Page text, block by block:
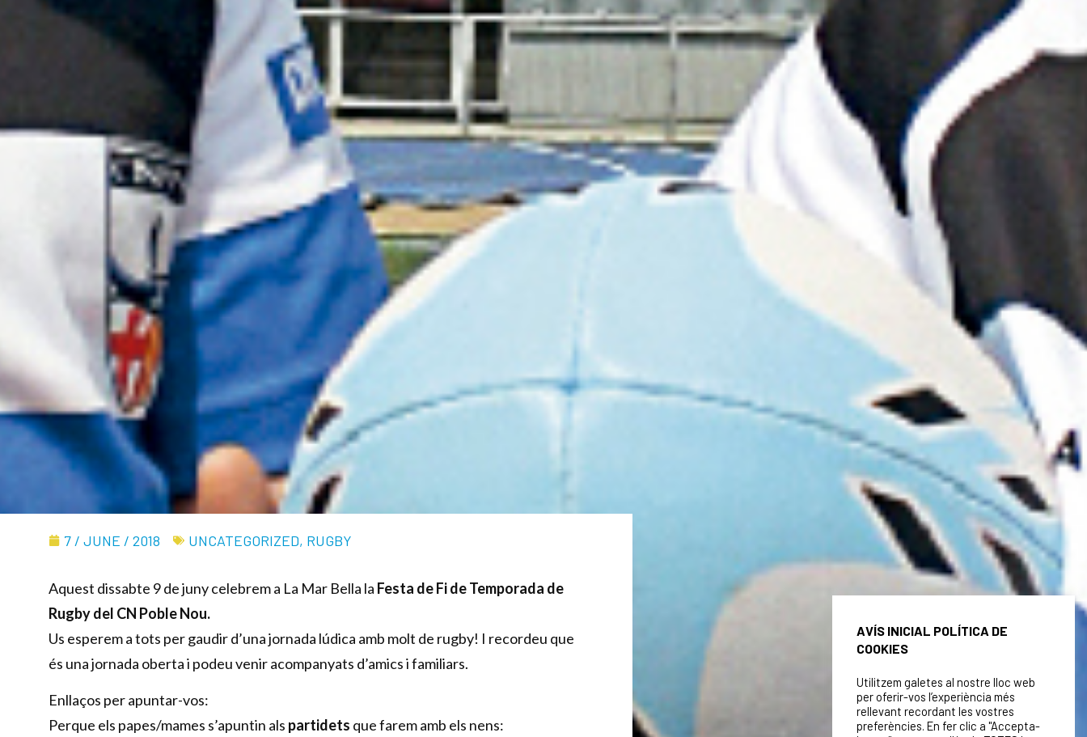
7 / JUNE / 2018 UNCATEGORIZED, RUGBY
Aquest dissabte 9 de juny celebrem a La Mar Bella la Festa de Fi de Temporada de
Rugby del CN Poble Nou.
Us esperem a tots per gaudir d’una jornada lúdica amb molt de rugby! I recordeu que
és una jornada oberta i podeu venir acompanyats d’amics i familiars.
Enllaços per apuntar-vos:
Perque els papes/mames s’apuntin als partidets que farem amb els nens:
AVÍS INICIAL POLÍTICA DE
COOKIES
Utilitzem galetes al nostre lloc web
per oferir-vos l’experiència més
rellevant recordant les vostres
preferències. En fer clic a "Accepta-